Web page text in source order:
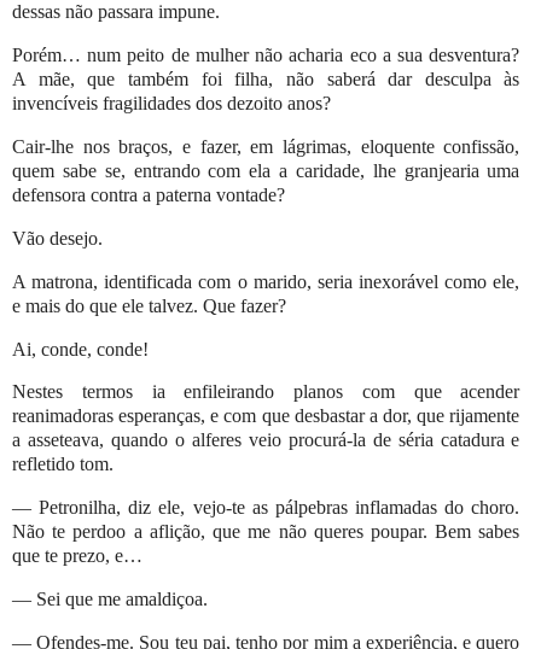
dessas não passara impune.
Porém… num peito de mulher não acharia eco a sua desventura?
A mãe, que também foi filha, não saberá dar desculpa às
invencíveis fragilidades dos dezoito anos?
Cair-lhe nos braços, e fazer, em lágrimas, eloquente confissão,
quem sabe se, entrando com ela a caridade, lhe granjearia uma
defensora contra a paterna vontade?
Vão desejo.
A matrona, identificada com o marido, seria inexorável como ele,
e mais do que ele talvez. Que fazer?
Ai, conde, conde!
Nestes termos ia enfileirando planos com que acender
reanimadoras esperanças, e com que desbastar a dor, que rijamente
a asseteava, quando o alferes veio procurá-la de séria catadura e
refletido tom.
— Petronilha, diz ele, vejo-te as pálpebras inflamadas do choro.
Não te perdoo a aflição, que me não queres poupar. Bem sabes
que te prezo, e…
— Sei que me amaldiçoa.
— Ofendes-me. Sou teu pai, tenho por mim a experiência, e quero